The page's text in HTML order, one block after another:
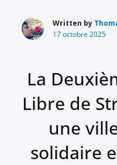
Written by
17 octobre 2025
La
Libre de
une
solidaire